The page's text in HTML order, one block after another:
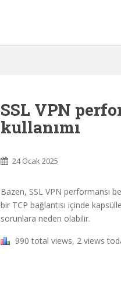
SSL VPN
kullanımı
24 Ocak 2025
Bazen, SSL VPN performansı
bir TCP bağlantısı içinde
sorunlara neden olabilir.
990 total views, 2 views